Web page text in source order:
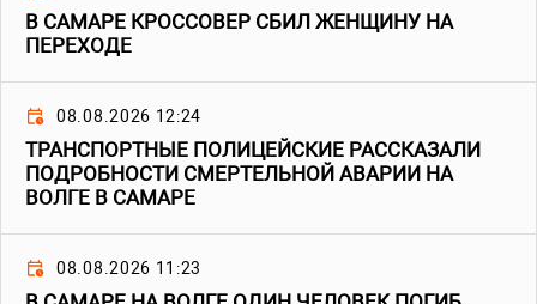
В САМАРЕ КРОССОВЕР СБИЛ ЖЕНЩИНУ НА
ПЕРЕХОДЕ
08.08.2026 12:24
ТРАНСПОРТНЫЕ ПОЛИЦЕЙСКИЕ РАССКАЗАЛИ
ПОДРОБНОСТИ СМЕРТЕЛЬНОЙ АВАРИИ НА
ВОЛГЕ В САМАРЕ
08.08.2026 11:23